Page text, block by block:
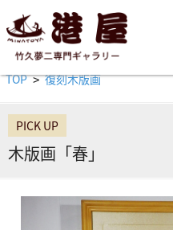
TOP > 復刻木版画
PICK UP
木版画「春」